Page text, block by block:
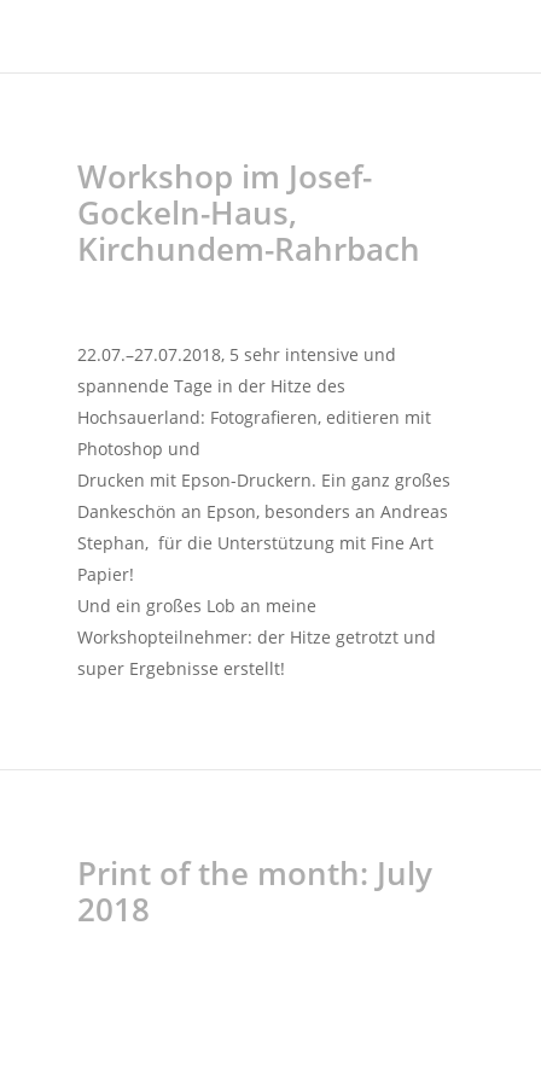
Workshop im Josef-
Gockeln-Haus,
Kirchundem-Rahrbach
22.07.–27.07.2018, 5 sehr intensive und
spannende Tage in der Hitze des
Hochsauerland: Fotografieren, editieren mit
Photoshop und
Drucken mit Epson-Druckern. Ein ganz großes
Dankeschön an Epson, besonders an Andreas
Stephan, für die Unterstützung mit Fine Art
Papier!
Und ein großes Lob an meine
Workshopteilnehmer: der Hitze getrotzt und
super Ergebnisse erstellt!
Print of the month: July
2018